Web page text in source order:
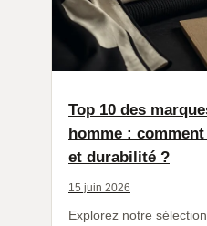
Top 10 des
homme :
et durabilité ?
15 juin 2026
Explorez notre